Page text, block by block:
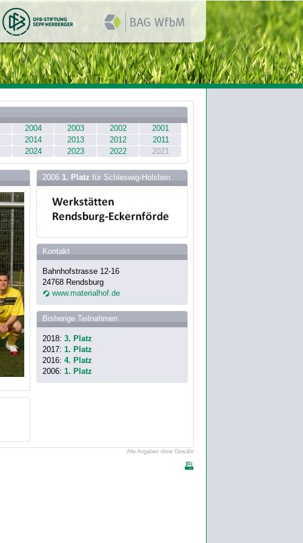
2004 2003 2002
2001
2014 2013 2012
2011
2024 2023 2022 2021
2006 1. Platz für Schleswig-Holstein
Kontakt
Bahnhofstrasse 12-16
24768 Rendsburg
www.materialhof.de
Bisherige Teilnahmen
2018: 3. Platz
2017: 1. Platz
2016: 4. Platz
2006: 1. Platz
Alle Angaben ohne Gewähr